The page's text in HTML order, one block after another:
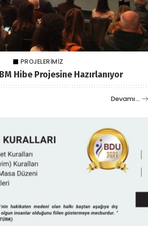
PROJELERIMIZ
Hibe Projesine Hazırlanıyor
Devamı…